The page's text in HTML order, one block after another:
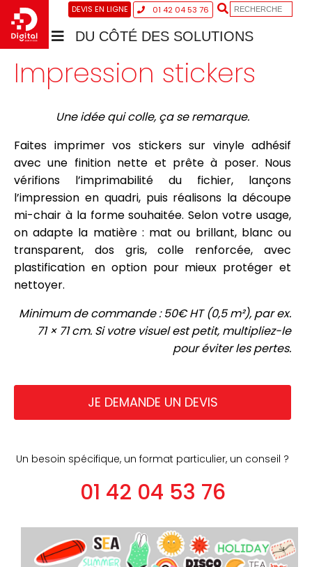
DU CÔTÉ DES SOLUTIONS
DEVIS EN LIGNE 01 42 04 53 76
Impression stickers
Une idée qui colle, ça se remarque.
Faites imprimer vos stickers sur vinyle adhésif
avec une finition nette et prête à poser. Nous
vérifions l’imprimabilité du fichier, lançons
l’impression en quadri, puis réalisons la découpe
mi-chair à la forme souhaitée. Selon votre usage,
on adapte la matière : mat ou brillant, blanc ou
transparent, dos gris, colle renforcée, avec
plastification en option pour mieux protéger et
nettoyer.
Minimum de commande : 50€ HT (0,5 m²), par ex.
71 × 71 cm. Si votre visuel est petit, multipliez-le
pour éviter les pertes.
JE DEMANDE UN DEVIS
Un besoin spécifique, un format particulier, un conseil ?
01 42 04 53 76